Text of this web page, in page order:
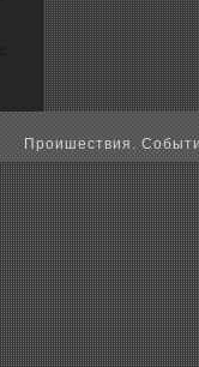
Пpoишествия.